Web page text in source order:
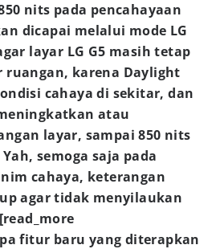
nits pada pencahayaan
dicapai melalui mode LG
layar LG G5 masih tetap
karena Daylight
cahaya di sekitar, dan
atau
layar, sampai 850 nits
semoga saja pada
cahaya, keterangan
agar tidak menyilaukan
fitur baru yang diterapkan